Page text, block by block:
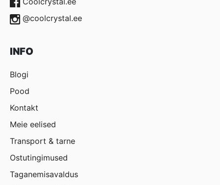
@coolcrystal.ee
INFO
Blogi
Pood
Kontakt
Meie eelised
Transport & tarne
Ostutingimused
Taganemisavaldus